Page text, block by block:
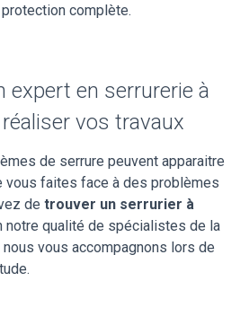
complète.
expert en serrurerie à
vos travaux
de serrure peuvent apparaitre
vous faites face à des problèmes
de trouver un serrurier à
notre qualité de spécialistes de la
vous accompagnons lors de